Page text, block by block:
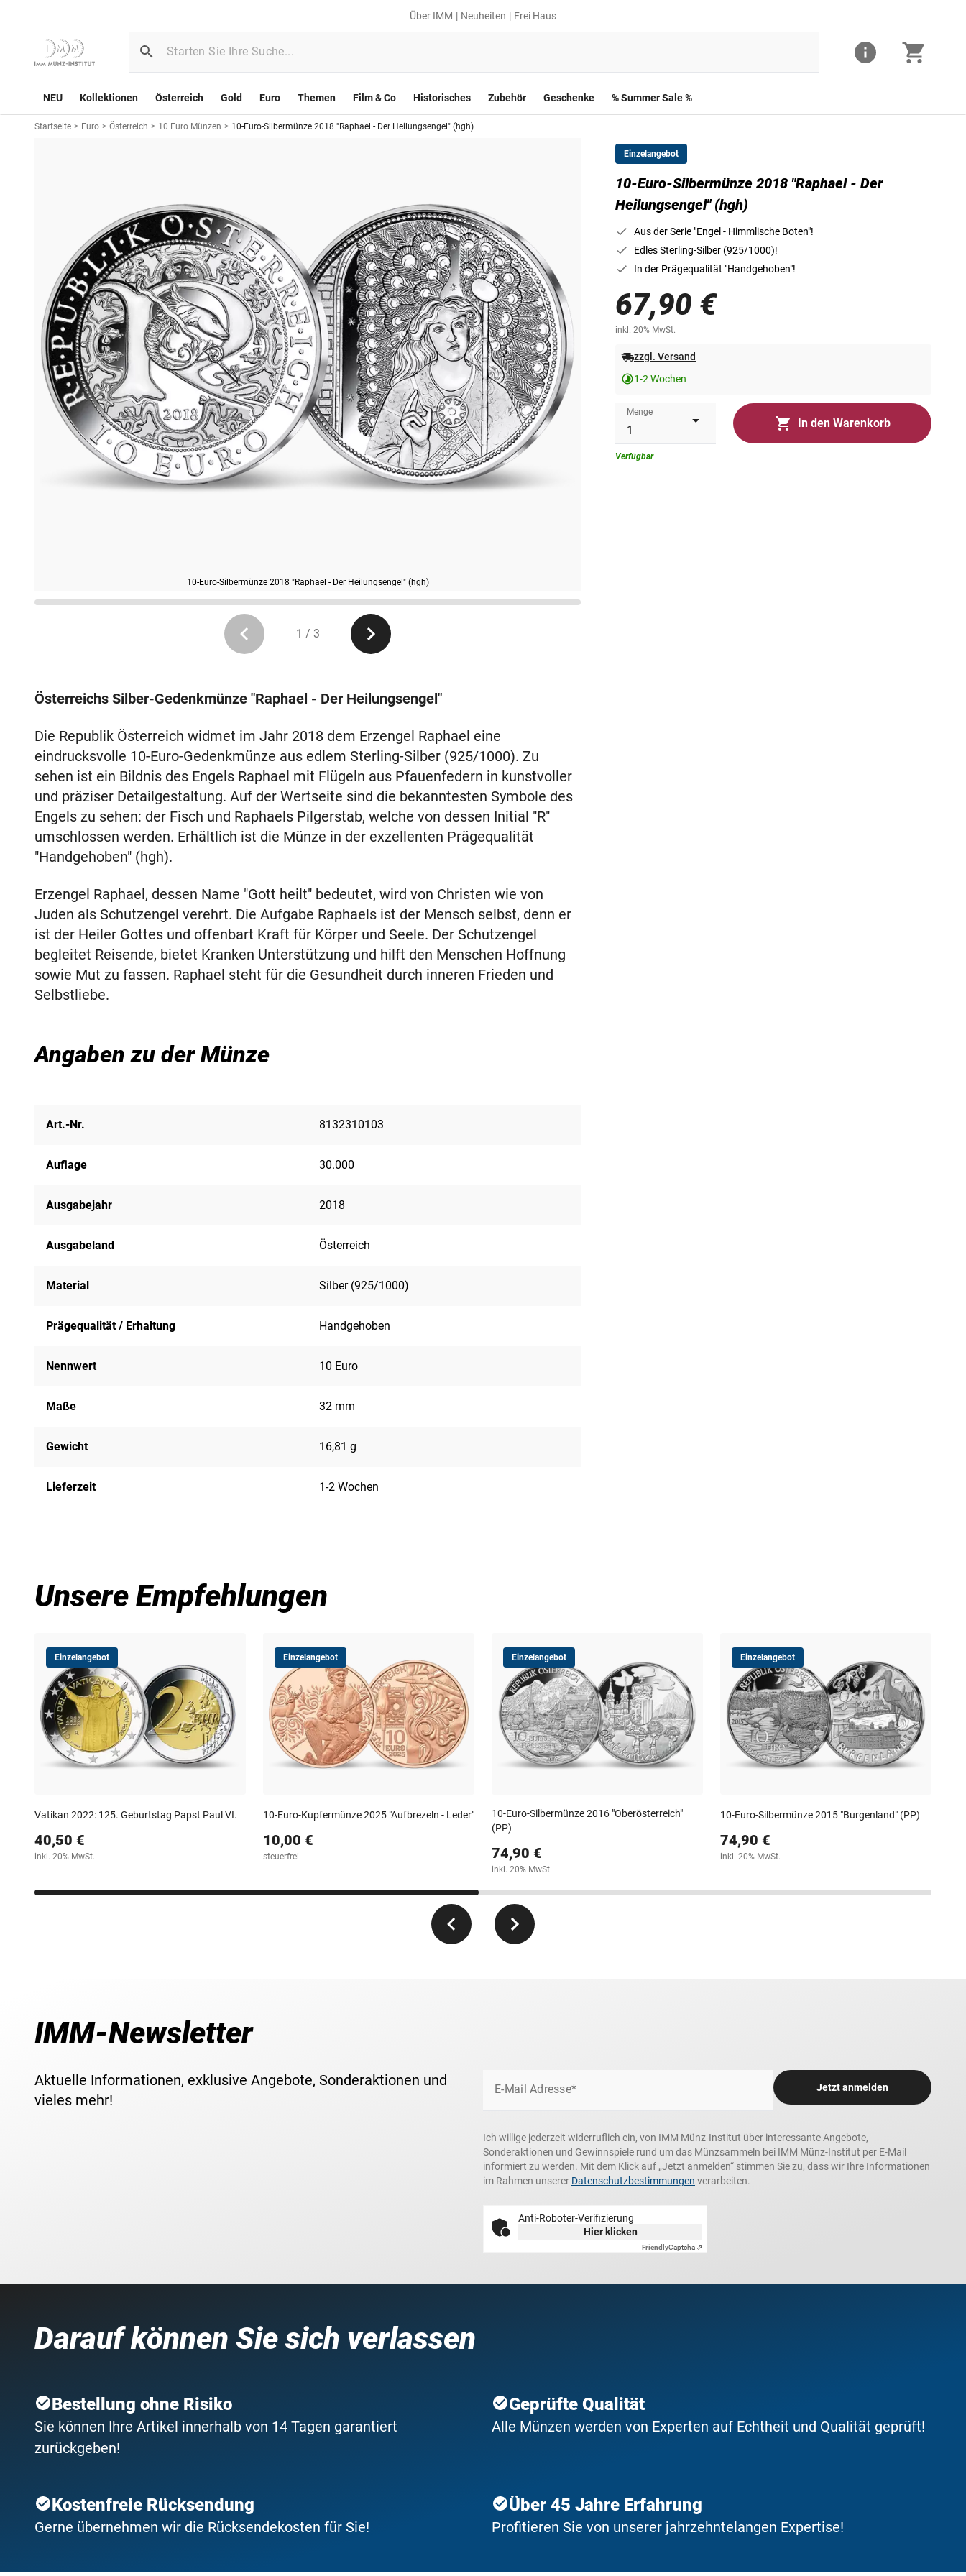
Über IMM Neuheiten Frei Haus
NEU Kollektionen Österreich Gold Euro Themen Film & Co Historisches Zubehör Geschenke % Summer Sale %
Startseite > Euro > Österreich > 10 Euro Münzen > 10-Euro-Silbermünze 2018 "Raphael - Der Heilungsengel" (hgh)
10-Euro-Silbermünze 2018 "Raphael - Der Heilungsengel" (hgh)
Die Vorderseite der Silbermünze
1 / 3
Einzelangebot
10-Euro-Silbermünze 2018 "Raphael - Der
Heilungsengel" (hgh)
Aus der Serie "Engel - Himmlische Boten"!
Edles Sterling-Silber (925/1000)!
In der Prägequalität "Handgehoben"!
67,90 €
inkl. 20% MwSt.
zzgl. Versand
1-2 Wochen
Menge
In den Warenkorb
Verfügbar
Österreichs Silber-Gedenkmünze "Raphael - Der Heilungsengel"
Die Republik Österreich widmet im Jahr 2018 dem Erzengel Raphael eine
eindrucksvolle 10-Euro-Gedenkmünze aus edlem Sterling-Silber (925/1000). Zu
sehen ist ein Bildnis des Engels Raphael mit Flügeln aus Pfauenfedern in kunstvoller
und präziser Detailgestaltung. Auf der Wertseite sind die bekanntesten Symbole des
Engels zu sehen: der Fisch und Raphaels Pilgerstab, welche von dessen Initial "R"
umschlossen werden. Erhältlich ist die Münze in der exzellenten Prägequalität
"Handgehoben" (hgh).
Erzengel Raphael, dessen Name "Gott heilt" bedeutet, wird von Christen wie von
Juden als Schutzengel verehrt. Die Aufgabe Raphaels ist der Mensch selbst, denn er
ist der Heiler Gottes und offenbart Kraft für Körper und Seele. Der Schutzengel
begleitet Reisende, bietet Kranken Unterstützung und hilft den Menschen Hoffnung
sowie Mut zu fassen. Raphael steht für die Gesundheit durch inneren Frieden und
Selbstliebe.
Angaben zu der Münze
Art.-Nr. 8132310103
Auflage 30.000
Ausgabejahr 2018
Ausgabeland Österreich
Material Silber (925/1000)
Prägequalität / Erhaltung Handgehoben
Nennwert 10 Euro
Maße 32 mm
Gewicht 16,81 g
Lieferzeit 1-2 Wochen
Unsere Empfehlungen
Einzelangebot
Vatikan 2022: 125. Geburtstag Papst Paul VI.
40,50 €
inkl. 20% MwSt.
Einzelangebot
10-Euro-Kupfermünze 2025 "Aufbrezeln - Leder"
10,00 €
steuerfrei
Einzelangebot
10-Euro-Silbermünze 2016 "Oberösterreich"
(PP)
74,90 €
inkl. 20% MwSt.
Einzelangebot
10-Euro-Silbermünze 2015 "Burgenland" (PP)
74,90 €
inkl. 20% MwSt.
IMM-Newsletter
Aktuelle Informationen, exklusive Angebote, Sonderaktionen und
vieles mehr!
E-Mail Adresse* Jetzt anmelden
Ich willige jederzeit widerruflich ein, von IMM Münz-Institut über interessante Angebote,
Sonderaktionen und Gewinnspiele rund um das Münzsammeln bei IMM Münz-Institut per E-Mail
informiert zu werden. Mit dem Klick auf „Jetzt anmelden“ stimmen Sie zu, dass wir Ihre Informationen
im Rahmen unserer Datenschutzbestimmungen verarbeiten.
Anti-Roboter-Verifizierung
Hier klicken
FriendlyCaptcha ⇗
Darauf können Sie sich verlassen
Bestellung ohne Risiko
Sie können Ihre Artikel innerhalb von 14 Tagen garantiert
zurückgeben!
Geprüfte Qualität
Alle Münzen werden von Experten auf Echtheit und Qualität geprüft!
Kostenfreie Rücksendung
Gerne übernehmen wir die Rücksendekosten für Sie!
Über 45 Jahre Erfahrung
Profitieren Sie von unserer jahrzehntelangen Expertise!